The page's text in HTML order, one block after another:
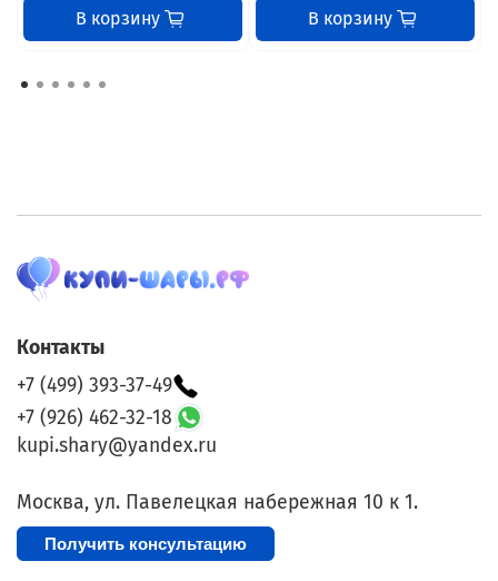
В корзину В корзину
Контакты
+7 (499) 393-37-49
+7 (926) 462-32-18
kupi.shary@yandex.ru
Москва, ул. Павелецкая набережная 10 к 1.
Получить консультацию